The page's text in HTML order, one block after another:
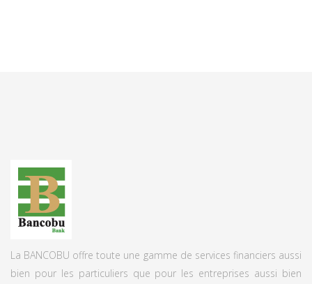
La BANCOBU offre toute une gamme de services financiers aussi
bien pour les particuliers que pour les entreprises aussi bien